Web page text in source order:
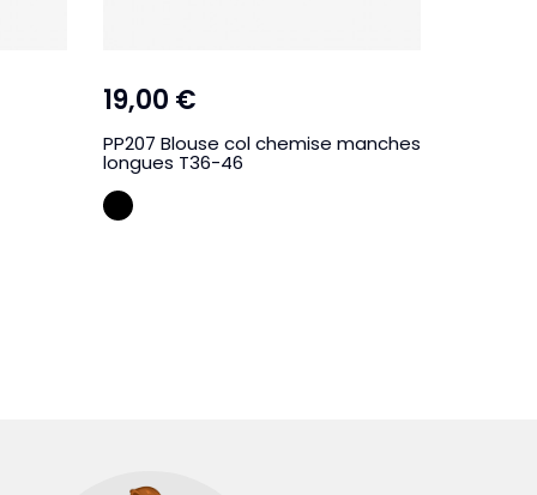
19,00 €
PP207 Blouse col chemise manches
longues T36-46
NOIR